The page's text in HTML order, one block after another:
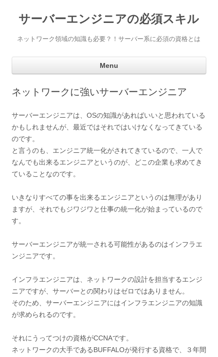
サーバーエンジニアの必須スキル
ネットワーク領域の知識も必要？！サーバー系に必須の資格とは
Menu
ネットワークに強いサーバーエンジニア
サーバーエンジニアは、OSの知識があればいいと思われている
かもしれませんが、最近ではそれではいけなくなってきている
のです。
と言うのも、エンジニア統一化がされてきているので、一人で
なんでも出来るエンジニアというのが、どこの企業も求めてき
ていることなのです。
いきなりすべての事を出来るエンジニアというのは無理があり
ますが、それでもジワジワと仕事の統一化が始まっているので
す。
サーバーエンジニアが統一される可能性があるのはインフラエ
ンジニアです。
インフラエンジニアは、ネットワークの設計を担当するエンジ
ニアですが、サーバーとの関わりはゼロではありません。
そのため、サーバーエンジニアにはインフラエンジニアの知識
が求められるのです。
それにうってつけの資格がCCNAです。
ネットワークの大手であるBUFFALOが発行する資格で、３年間